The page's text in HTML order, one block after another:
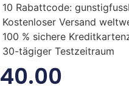
10 Rabattcode:
Kostenloser Versand
100 % sichere
30-tägiger Testzeitraum
40.00